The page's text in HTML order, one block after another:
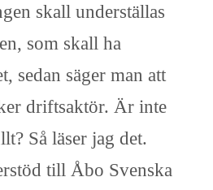
skall underställas
som skall ha
sedan säger man att
driftsaktör. Är inte
Så läser jag det.
till Åbo Svenska